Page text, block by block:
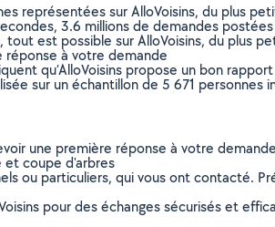
représentées sur AlloVoisins, du plus
3.6 millions de demandes
est possible sur AlloVoisins, du plus
réponse à votre demande
qu’AlloVoisins propose un bon
sur un échantillon de 5 671 personnes
une première réponse à votre
et coupe d'arbres
ou particuliers, qui vous ont contacté.
pour des échanges sécurisés et